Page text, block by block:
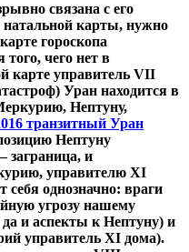
связана с его
натальной карты, нужно
гороскопа
того, чего нет в
карте управитель VII
Уран находится в
Нептуну,
транзитный Уран
Нептуну
заграница, и
управителю XI
себя однозначно: враги
угрозу нашему
и аспекты к Нептуну) и
управитель XI дома).